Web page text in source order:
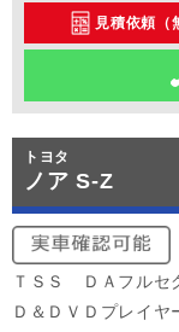
見積依頼（
トヨタ
ノア S-Z
ＴＳＳ ＤＡフル
Ｄ＆ＤＶＤプレイ